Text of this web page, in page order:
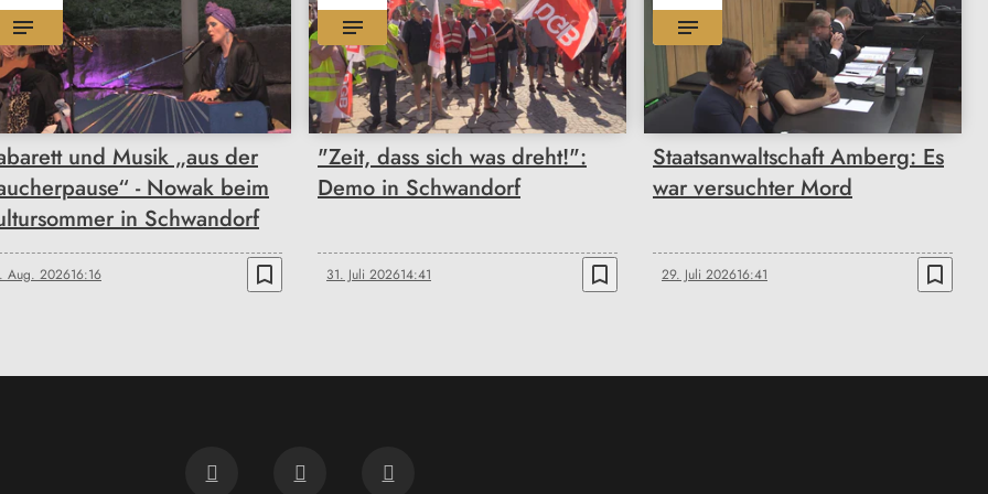
und Musik „aus der
- Nowak beim
in Schwandorf
Aug. 202616:16 bookmark_border
"Zeit, dass sich was dreht!":
Demo in Schwandorf
31. Juli 202614:41 bookmark_border
Staatsanwaltschaft Amberg: Es
war versuchter Mord
29. Juli 202616:41 bookmark_border